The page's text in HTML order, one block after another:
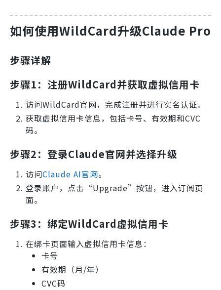
如何使用WildCard升级Claude Pro
步骤详解
步骤1：注册WildCard并获取虚拟信用卡
访问WildCard官网，完成注册并进行实名认证。
获取虚拟信用卡信息，包括卡号、有效期和CVC
码。
步骤2：登录Claude官网并选择升级
访问Claude AI官网。
登录账户，点击“Upgrade”按钮，进入订阅页
面。
步骤3：绑定WildCard虚拟信用卡
在绑卡页面输入虚拟信用卡信息：
卡号
有效期（月/年）
CVC码